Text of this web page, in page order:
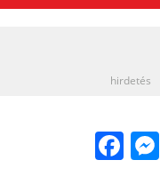
hirdetés